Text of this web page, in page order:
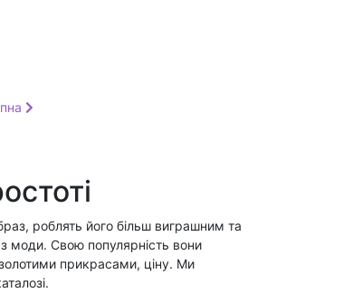
роблять його більш виграшним та
моди. Свою популярність вони
прикрасами, ціну. Ми